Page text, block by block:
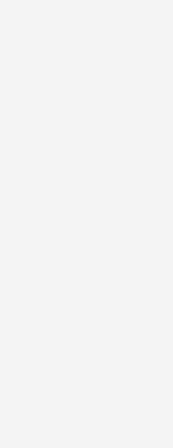
Emission: 129
Emission: 120
Emission: 130
Emission: 129
AT